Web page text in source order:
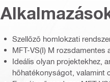
Szellőző homlokzati
MFT-VS(I) M
Ideális olyan projektekhez,
hőhatékonyságot, valamint